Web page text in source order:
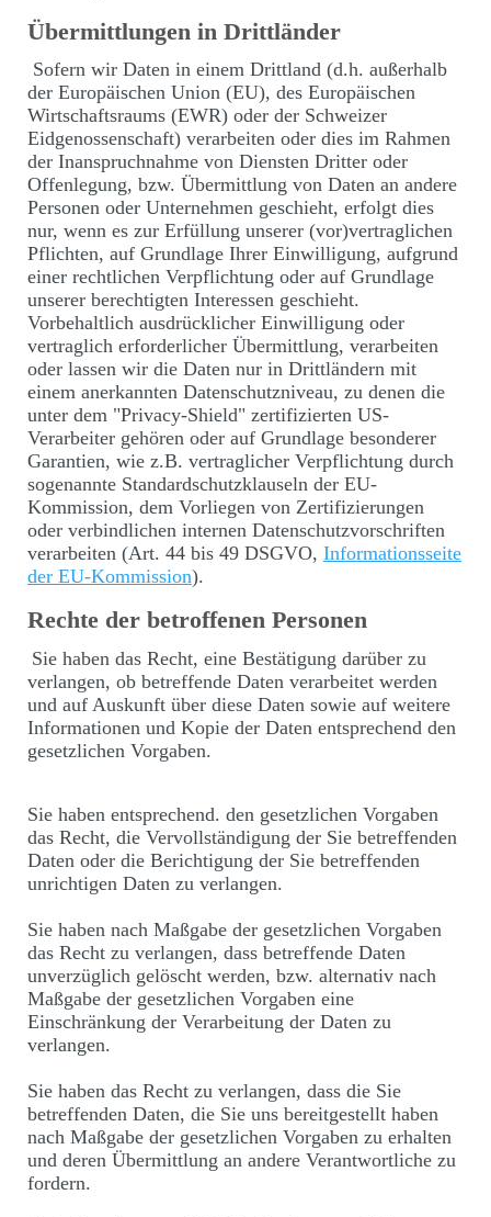
Übermittlungen in Drittländer
Sofern wir Daten in einem Drittland (d.h. außerhalb
der Europäischen Union (EU), des Europäischen
Wirtschaftsraums (EWR) oder der Schweizer
Eidgenossenschaft) verarbeiten oder dies im Rahmen
der Inanspruchnahme von Diensten Dritter oder
Offenlegung, bzw. Übermittlung von Daten an andere
Personen oder Unternehmen geschieht, erfolgt dies
nur, wenn es zur Erfüllung unserer (vor)vertraglichen
Pflichten, auf Grundlage Ihrer Einwilligung, aufgrund
einer rechtlichen Verpflichtung oder auf Grundlage
unserer berechtigten Interessen geschieht.
Vorbehaltlich ausdrücklicher Einwilligung oder
vertraglich erforderlicher Übermittlung, verarbeiten
oder lassen wir die Daten nur in Drittländern mit
einem anerkannten Datenschutzniveau, zu denen die
unter dem "Privacy-Shield" zertifizierten US-
Verarbeiter gehören oder auf Grundlage besonderer
Garantien, wie z.B. vertraglicher Verpflichtung durch
sogenannte Standardschutzklauseln der EU-
Kommission, dem Vorliegen von Zertifizierungen
oder verbindlichen internen Datenschutzvorschriften
verarbeiten (Art. 44 bis 49 DSGVO, Informationsseite
der EU-Kommission).
Rechte der betroffenen Personen
Sie haben das Recht, eine Bestätigung darüber zu
verlangen, ob betreffende Daten verarbeitet werden
und auf Auskunft über diese Daten sowie auf weitere
Informationen und Kopie der Daten entsprechend den
gesetzlichen Vorgaben.
Sie haben entsprechend. den gesetzlichen Vorgaben
das Recht, die Vervollständigung der Sie betreffenden
Daten oder die Berichtigung der Sie betreffenden
unrichtigen Daten zu verlangen.
Sie haben nach Maßgabe der gesetzlichen Vorgaben
das Recht zu verlangen, dass betreffende Daten
unverzüglich gelöscht werden, bzw. alternativ nach
Maßgabe der gesetzlichen Vorgaben eine
Einschränkung der Verarbeitung der Daten zu
verlangen.
Sie haben das Recht zu verlangen, dass die Sie
betreffenden Daten, die Sie uns bereitgestellt haben
nach Maßgabe der gesetzlichen Vorgaben zu erhalten
und deren Übermittlung an andere Verantwortliche zu
fordern.